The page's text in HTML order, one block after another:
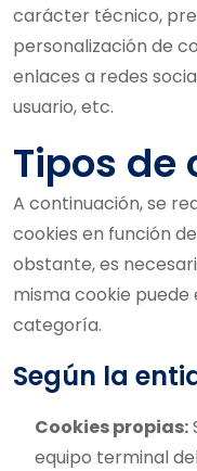
carácter técnico,
personalización de
enlaces a redes
usuario, etc.
Tipos de
A continuación, se
cookies en función
obstante, es
misma cookie puede
categoría.
Según la
Cookies propias:
equipo terminal